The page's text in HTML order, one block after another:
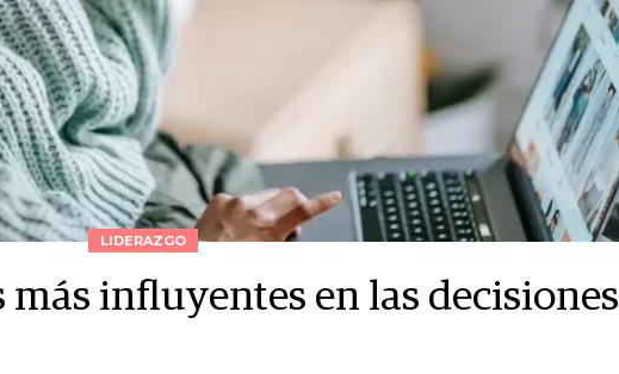
LIDERAZGO
más influyentes en las decisiones